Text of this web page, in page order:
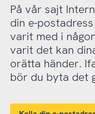
På vår sajt
din e-
varit med i
varit det kan
orätta händer.
bör du byta det